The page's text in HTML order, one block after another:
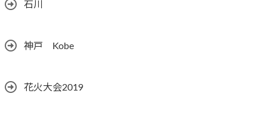
石川
神戸 Kobe
花火大会2019